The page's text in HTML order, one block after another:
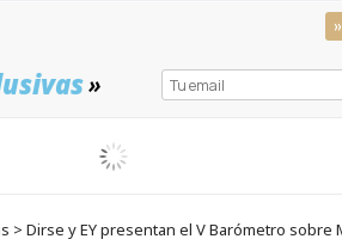
»
> Dirse y EY presentan el V Barómetro